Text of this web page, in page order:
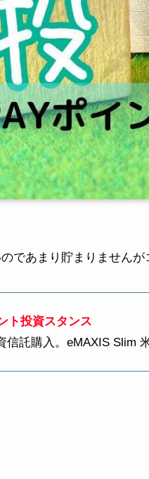
であまり貯まりませんが
ト投資スタンス
信託購入。eMAXIS Slim